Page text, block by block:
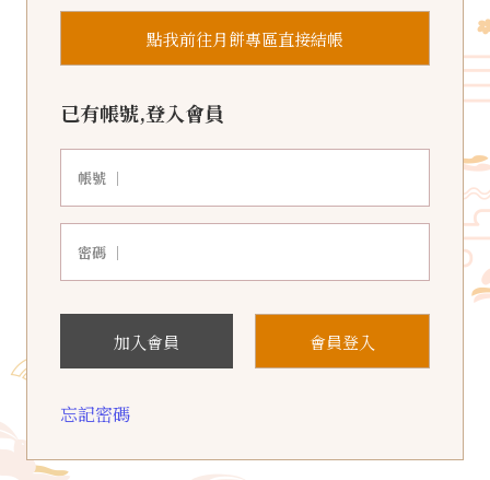
點我前往月餅專區直接結帳
已有帳號,登入會員
帳號 ｜
密碼 ｜
加入會員 會員登入
忘記密碼